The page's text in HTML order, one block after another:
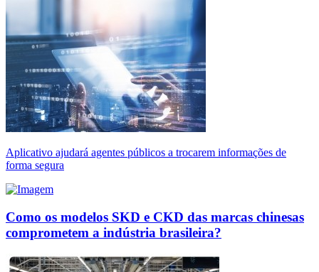
Aplicativo ajudará agentes públicos a trocarem informações de
forma segura
Como os modelos SKD e CKD das marcas chinesas
comprometem a indústria brasileira?